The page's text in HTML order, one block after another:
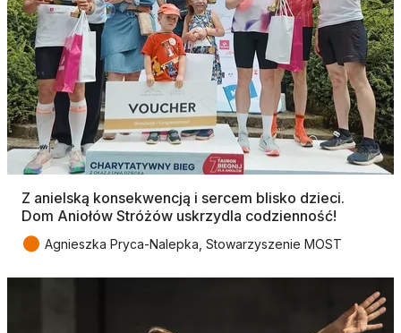
Z anielską konsekwencją i sercem blisko dzieci.
Dom Aniołów Stróżów uskrzydla codzienność!
● Agnieszka Pryca-Nalepka, Stowarzyszenie MOST